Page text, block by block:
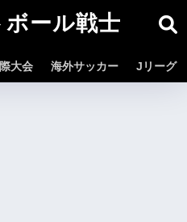
ール戦士
大会 海外サッカー Jリーグ